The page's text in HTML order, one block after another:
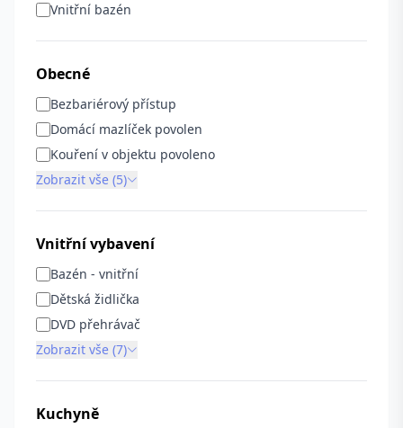
Vnitřní bazén
Obecné
Bezbariérový přístup
Domácí mazlíček povolen
Kouření v objektu povoleno
Zobrazit vše (5)
Vnitřní vybavení
Bazén - vnitřní
Dětská židlička
DVD přehrávač
Zobrazit vše (7)
Kuchyně